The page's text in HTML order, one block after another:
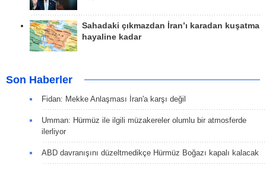
Sahadaki çıkmazdan İran’ı karadan kuşatma
hayaline kadar
Son Haberler
Fidan: Mekke Anlaşması İran'a karşı değil
Umman: Hürmüz ile ilgili müzakereler olumlu bir atmosferde
ilerliyor
ABD davranışını düzeltmedikçe Hürmüz Boğazı kapalı kalacak